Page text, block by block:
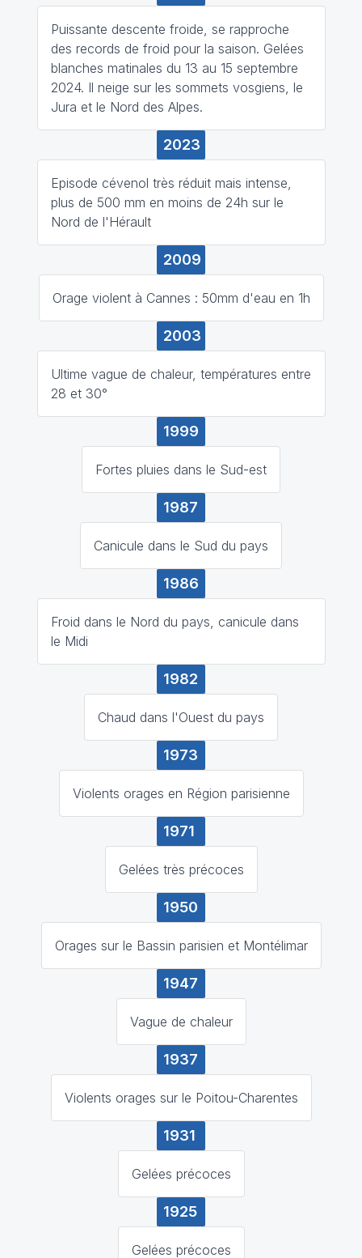
Puissante descente froide, se rapproche
des records de froid pour la saison. Gelées
blanches matinales du 13 au 15 septembre
2024. Il neige sur les sommets vosgiens, le
Jura et le Nord des Alpes.
2023
Episode cévenol très réduit mais intense,
plus de 500 mm en moins de 24h sur le
Nord de l'Hérault
2009
Orage violent à Cannes : 50mm d'eau en 1h
2003
Ultime vague de chaleur, températures entre
28 et 30°
1999
Fortes pluies dans le Sud-est
1987
Canicule dans le Sud du pays
1986
Froid dans le Nord du pays, canicule dans
le Midi
1982
Chaud dans l'Ouest du pays
1973
Violents orages en Région parisienne
1971
Gelées très précoces
1950
Orages sur le Bassin parisien et Montélimar
1947
Vague de chaleur
1937
Violents orages sur le Poitou-Charentes
1931
Gelées précoces
1925
Gelées précoces